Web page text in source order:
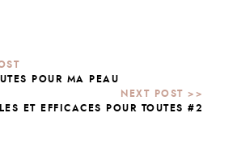
POUR MA PEAU
ET EFFICACES POUR TOUTES #2